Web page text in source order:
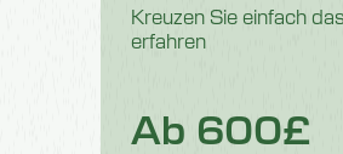
Kreuzen Sie einfach
erfahren
Ab 600£